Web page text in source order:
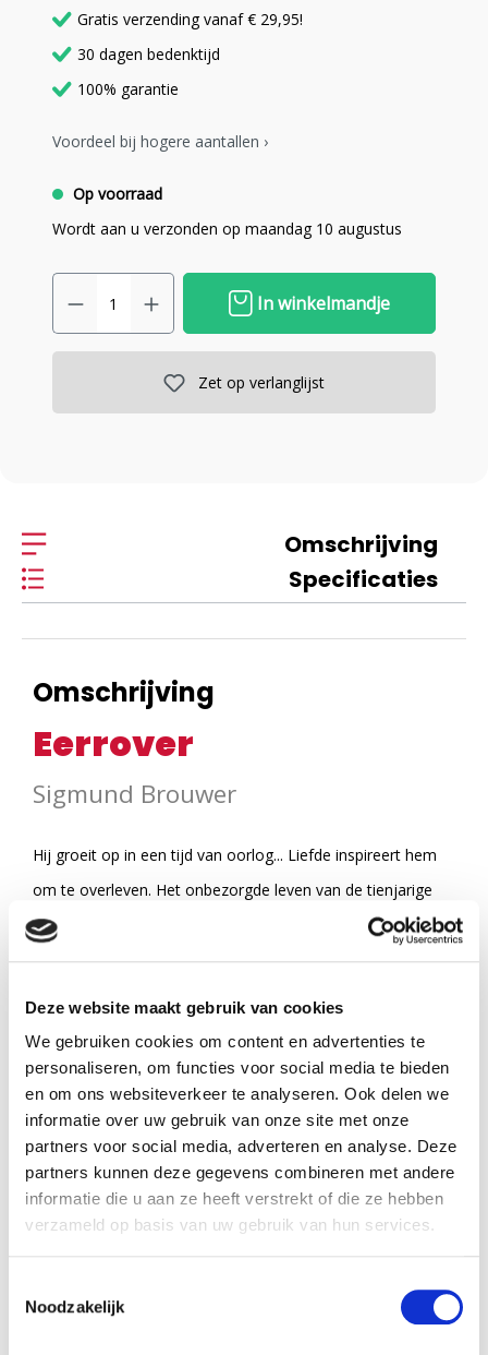
Deze website maakt gebruik van cookies
We gebruiken cookies om content en advertenties te
personaliseren, om functies voor social media te bieden
en om ons websiteverkeer te analyseren. Ook delen we
informatie over uw gebruik van onze site met onze
partners voor social media, adverteren en analyse. Deze
partners kunnen deze gegevens combineren met andere
informatie die u aan ze heeft verstrekt of die ze hebben
verzameld op basis van uw gebruik van hun services.
Noodzakelijk
Gratis verzending vanaf € 29,95!
30 dagen bedenktijd
100% garantie
Voordeel bij hogere aantallen ›
Op voorraad
Wordt aan u verzonden op maandag 10 augustus
In winkelmandje
Zet op verlanglijst
Omschrijving
Specificaties
Omschrijving
Eerrover
Sigmund Brouwer
Hij groeit op in een tijd van oorlog... Liefde inspireert hem
om te overleven. Het onbezorgde leven van de tienjarige
Jeremiah Prins, zoon van een schoolhoofd in Nederlands-
Indië, eindigt in 1942 na de Japanse inval van het
oudere halfbroers worden opgepakt en naar een werkkamp
gebracht. Het leven in het jappenkamp onthult hem van
alles over zijn broze, onrustige moeder, een vrouw die hij
tot die tijd niet echt kende. Te midden van honger,
wreedheid en zelfopoffering zet Jeremiah al zijn moed en
sluwheid in om de plaats van zijn vader in te nemen. Zijn
ontmoet, een meisje waar hij als kleine jongen al verliefd